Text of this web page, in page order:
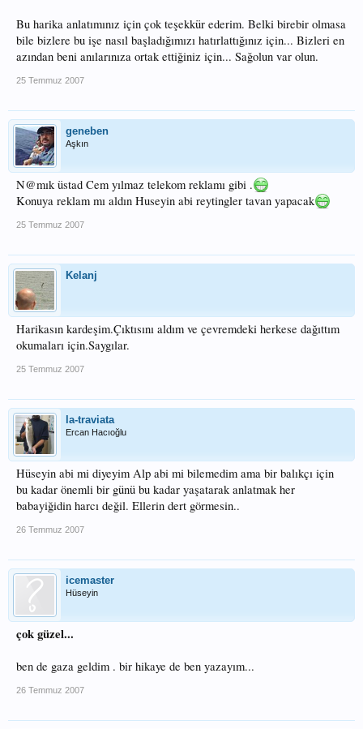
Bu harika anlatımınız için çok teşekkür ederim. Belki birebir olmasa
bile bizlere bu işe nasıl başladığımızı hatırlattığınız için... Bizleri en
azından beni anılarınıza ortak ettiğiniz için... Sağolun var olun.
25 Temmuz 2007
geneben
Aşkın
N@mık üstad Cem yılmaz telekom reklamı gibi .
Konuya reklam mı aldın Huseyin abi reytingler tavan yapacak
25 Temmuz 2007
Kelanj
Harikasın kardeşim.Çıktısını aldım ve çevremdeki herkese dağıttım
okumaları için.Saygılar.
25 Temmuz 2007
la-traviata
Ercan Hacıoğlu
Hüseyin abi mi diyeyim Alp abi mi bilemedim ama bir balıkçı için
bu kadar önemli bir günü bu kadar yaşatarak anlatmak her
babayiğidin harcı değil. Ellerin dert görmesin..
26 Temmuz 2007
icemaster
Hüseyin
çok güzel...
ben de gaza geldim . bir hikaye de ben yazayım...
26 Temmuz 2007